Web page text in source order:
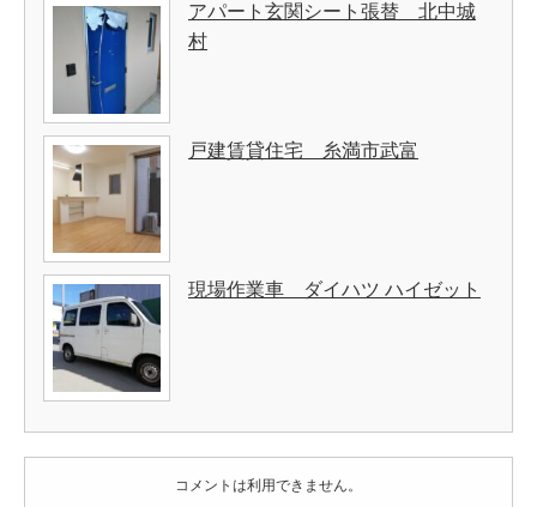
アパート玄関シート張替 北中城
村
戸建賃貸住宅 糸満市武富
現場作業車 ダイハツ ハイゼット
コメントは利用できません。